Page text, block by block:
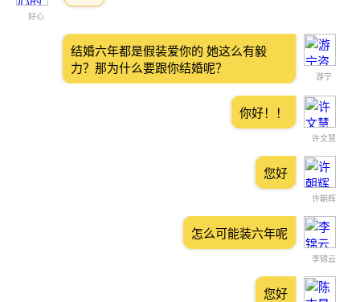
好心
游宁
结婚六年都是假装爱你的 她这么有毅
力？那为什么要跟你结婚呢？
许文慧
你好！！
许朝辉
您好
李锦云
怎么可能装六年呢
您好